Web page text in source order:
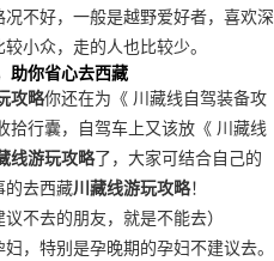
不好，一般是越野爱好者，喜欢深
小众，走的人也比较少。
助你省心去西藏
攻略你还在为《 川藏线自驾装备攻
拾行囊，自驾车上又该放《 川藏线
线游玩攻略了，大家可结合自己的
的去西藏川藏线游玩攻略！
不去的朋友，就是不能去）
，特别是孕晚期的孕妇不建议去。